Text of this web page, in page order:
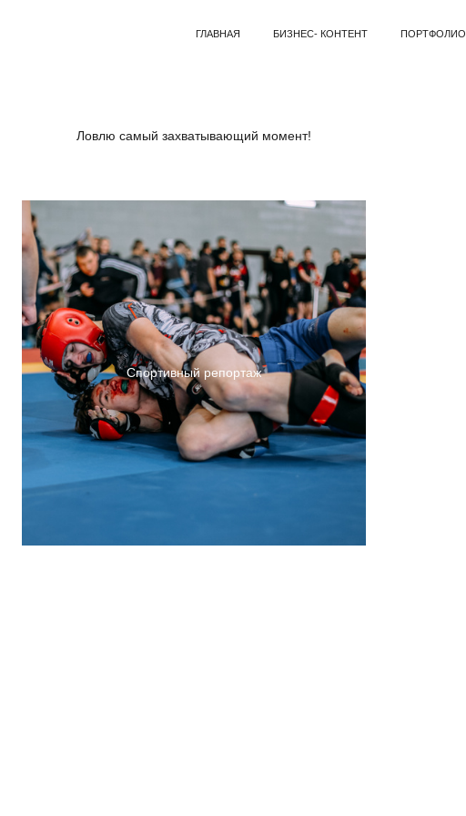
ГЛАВНАЯ БИЗНЕС- КОНТЕНТ ПОРТФОЛИО
Ловлю самый захватывающий момент!
Спортивный репортаж